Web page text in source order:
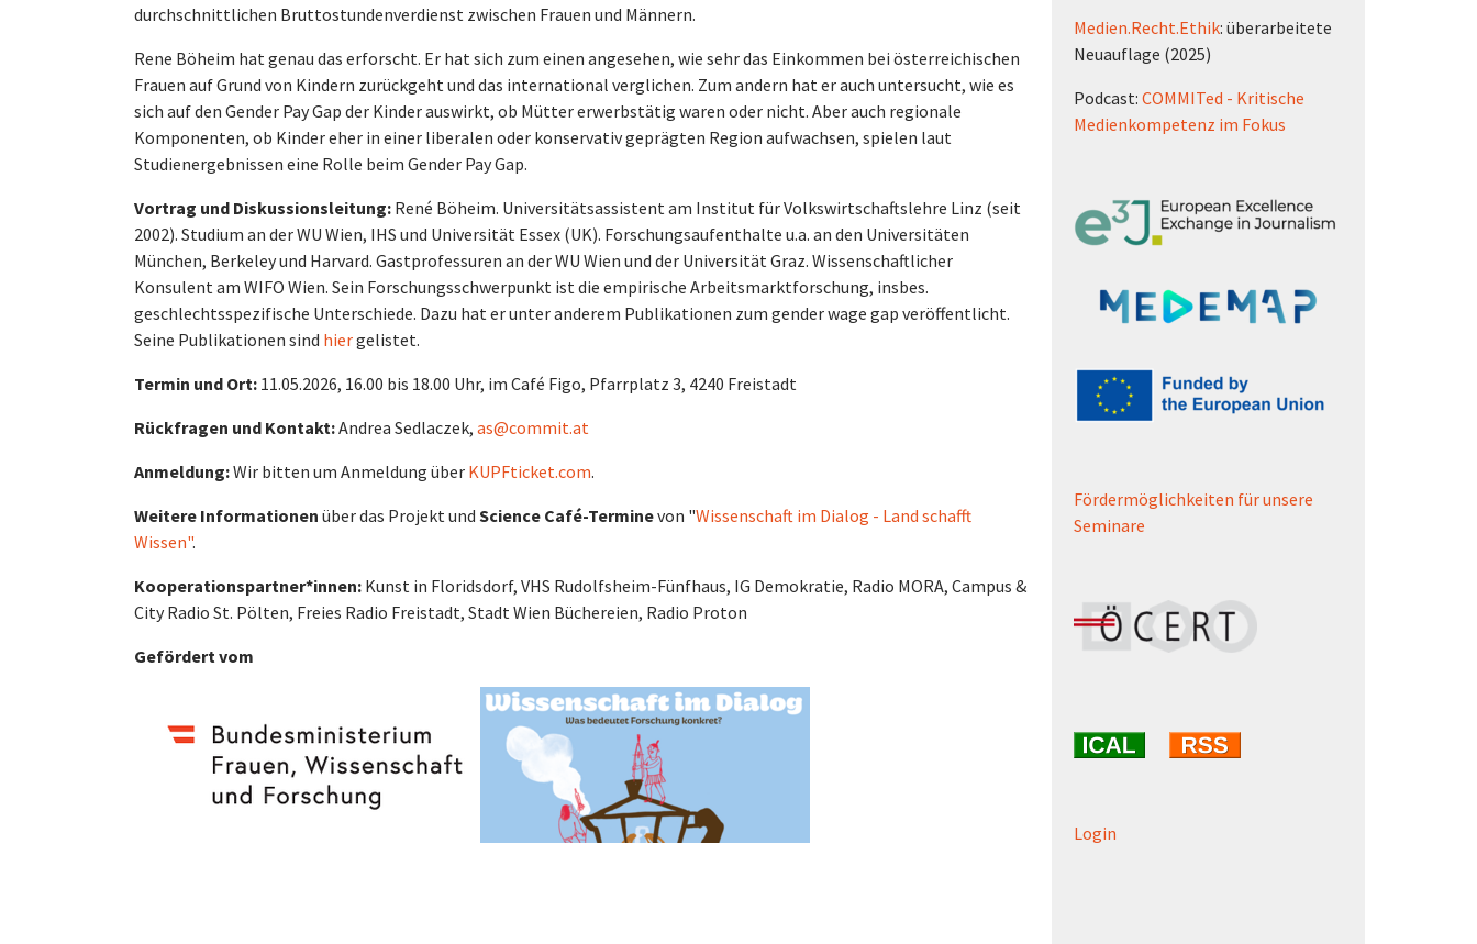
durchschnittlichen Bruttostundenverdienst zwischen Frauen und Männern.
Rene Böheim hat genau das erforscht. Er hat sich zum einen angesehen, wie sehr das Einkommen bei österreichischen
Frauen auf Grund von Kindern zurückgeht und das international verglichen. Zum andern hat er auch untersucht, wie es
sich auf den Gender Pay Gap der Kinder auswirkt, ob Mütter erwerbstätig waren oder nicht. Aber auch regionale
Komponenten, ob Kinder eher in einer liberalen oder konservativ geprägten Region aufwachsen, spielen laut
Studienergebnissen eine Rolle beim Gender Pay Gap.
Vortrag und Diskussionsleitung: René Böheim. Universitätsassistent am Institut für Volkswirtschaftslehre Linz (seit
2002). Studium an der WU Wien, IHS und Universität Essex (UK). Forschungsaufenthalte u.a. an den Universitäten
München, Berkeley und Harvard. Gastprofessuren an der WU Wien und der Universität Graz. Wissenschaftlicher
Konsulent am WIFO Wien. Sein Forschungsschwerpunkt ist die empirische Arbeitsmarktforschung, insbes.
geschlechtsspezifische Unterschiede. Dazu hat er unter anderem Publikationen zum gender wage gap veröffentlicht.
Seine Publikationen sind hiergelistet.
Termin und Ort: 11.05.2026, 16.00 bis 18.00 Uhr, im Café Figo, Pfarrplatz 3, 4240 Freistadt
Rückfragen und Kontakt:Andrea Sedlaczek, as@commit.at
Anmeldung:Wir bitten um Anmeldung über KUPFticket.com.
Weitere Informationen über das Projekt und Science Café-Terminevon "Wissenschaft im Dialog - Land schafft
Wissen".
Kooperationspartner*innen: Kunst in Floridsdorf, VHS Rudolfsheim-Fünfhaus, IG Demokratie, Radio MORA, Campus &
City Radio St. Pölten, Freies Radio Freistadt, Stadt Wien Büchereien, Radio Proton
Gefördert vom
Medien.Recht.Ethik: überarbeitete
Neuauflage (2025)
Podcast: COMMITed - Kritische
Medienkompetenz im Fokus
Fördermöglichkeiten für unsere
Seminare
Login